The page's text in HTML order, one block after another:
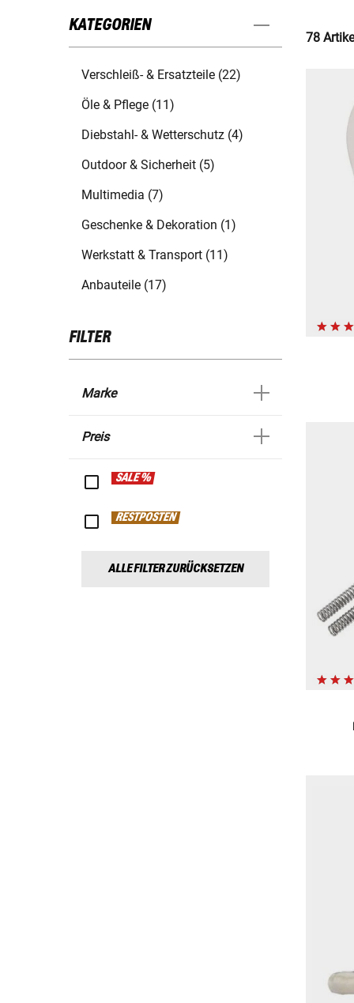
KATEGORIEN
Verschleiß- & Ersatzteile (22)
Öle & Pflege (11)
Diebstahl- & Wetterschutz (4)
Outdoor & Sicherheit (5)
Multimedia (7)
Geschenke & Dekoration (1)
Werkstatt & Transport (11)
Anbauteile (17)
FILTER
Marke
Preis
SALE %
RESTPOSTEN
ALLE FILTER ZURÜCKSETZEN
78